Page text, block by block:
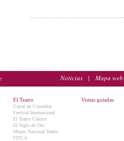
Noticias | Mapa web
El Teatro
Corral de Comedias
Festival Internacional
El Teatro Clásico
El Siglo de Oro
Museo Nacional Teatro
FITCA
Visitas guiadas